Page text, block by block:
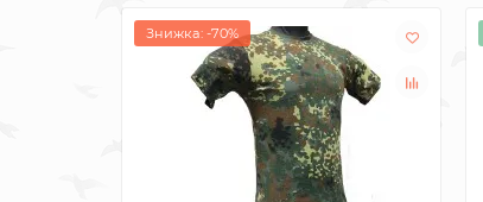
Знижка: -70%